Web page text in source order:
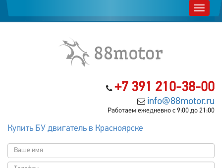
+7 391 210-38-00
info@88motor.ru
Работаем ежедневно с 9:00 до 21:00
Купить БУ двигатель в Красноярске